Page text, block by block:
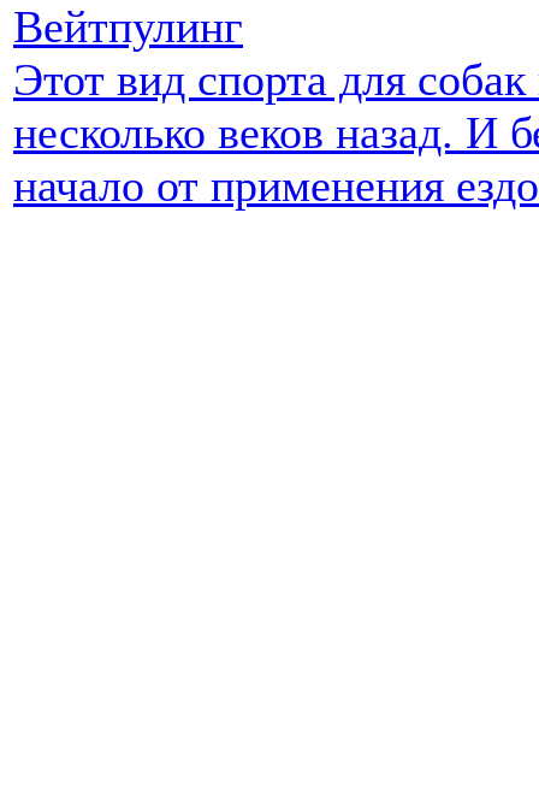
Вейтпулинг
Этот вид спорта для собак
несколько веков назад. И
начало от применения